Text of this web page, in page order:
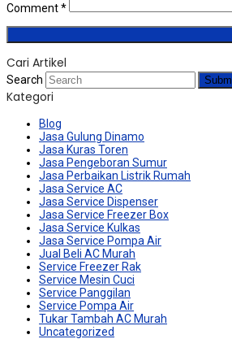
Comment*
Cari Artikel
Search
Kategori
Blog
Jasa Gulung Dinamo
Jasa Kuras Toren
Jasa Pengeboran Sumur
Jasa Perbaikan Listrik Rumah
Jasa Service AC
Jasa Service Dispenser
Jasa Service Freezer Box
Jasa Service Kulkas
Jasa Service Pompa Air
Jual Beli AC Murah
Service Freezer Rak
Service Mesin Cuci
Service Panggilan
Service Pompa Air
Tukar Tambah AC Murah
Uncategorized